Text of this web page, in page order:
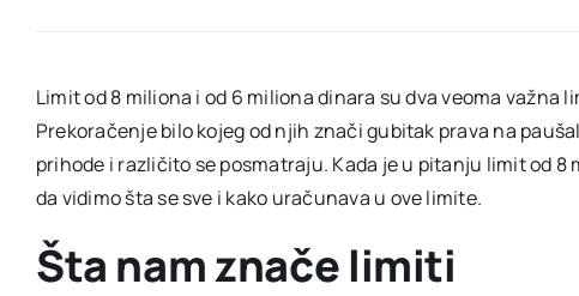
Limit od 8 miliona i od 6 miliona dinara su dva veoma važna
Prekoračenje bilo kojeg od njih znači gubitak prava na
prihode i različito se posmatraju. Kada je u pitanju limit od
da vidimo šta se sve i kako uračunava u ove limite.
Šta nam znače limiti